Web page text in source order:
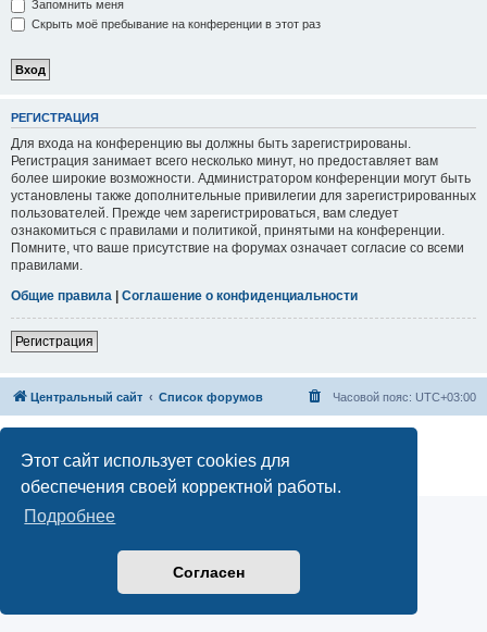
Этот сайт использует cookies для
обеспечения своей корректной работы.
Подробнее
Согласен
Запомнить меня
Скрыть моё пребывание на конференции в этот раз
РЕГИСТРАЦИЯ
Для входа на конференцию вы должны быть зарегистрированы.
Регистрация занимает всего несколько минут, но предоставляет вам
более широкие возможности. Администратором конференции могут быть
установлены также дополнительные привилегии для зарегистрированных
пользователей. Прежде чем зарегистрироваться, вам следует
ознакомиться с правилами и политикой, принятыми на конференции.
Помните, что ваше присутствие на форумах означает согласие со всеми
правилами.
Общие правила | Соглашение о конфиденциальности
Регистрация
Центральный сайт Список форумов Часовой пояс: UTC+03:00
Русская поддержка phpBB